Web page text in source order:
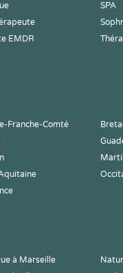
SPA
EMDR
Franche-Comté
à Marseille